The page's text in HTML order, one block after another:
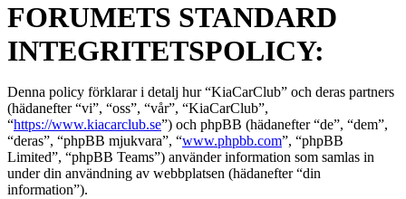
FORUMETS STANDARD
INTEGRITETSPOLICY:
Denna policy förklarar i detalj hur “KiaCarClub” och deras partners
(hädanefter “vi”, “oss”, “vår”, “KiaCarClub”,
“https://www.kiacarclub.se”) och phpBB (hädanefter “de”, “dem”,
“deras”, “phpBB mjukvara”, “www.phpbb.com”, “phpBB
Limited”, “phpBB Teams”) använder information som samlas in
under din användning av webbplatsen (hädanefter “din
information”).